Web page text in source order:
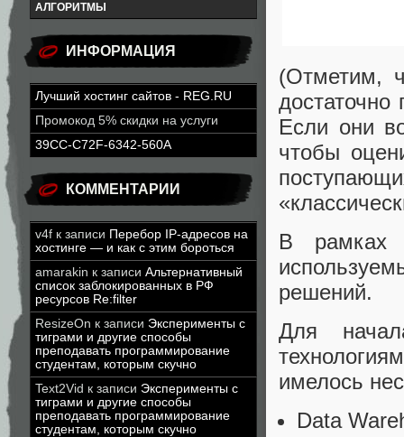
АЛГОРИТМЫ
ИНФОРМАЦИЯ
Лучший хостинг сайтов - REG.RU
Промокод 5% скидки на услуги
39CC-C72F-6342-560A
КОММЕНТАРИИ
v4f к записи Перебор IP-адресов на
хостинге — и как с этим бороться
amarakin к записи Альтернативный
список заблокированных в РФ
ресурсов Re:filter
ResizeOn к записи Эксперименты с
тиграми и другие способы
преподавать программирование
студентам, которым скучно
Text2Vid к записи Эксперименты с
тиграми и другие способы
преподавать программирование
студентам, которым скучно
(Отметим,
достаточно
Если они
чтобы
В рамках
решений.
Для
имелось
Data